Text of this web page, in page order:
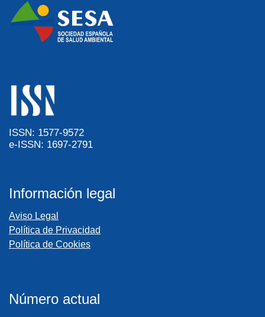
ISSN: 1577-9572
e-ISSN: 1697-2791
Información legal
Aviso Legal
Política de Privacidad
Política de Cookies
Número actual